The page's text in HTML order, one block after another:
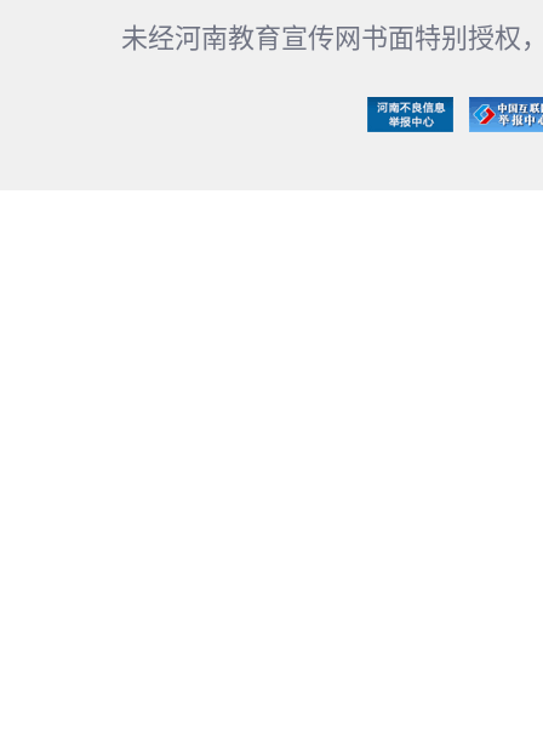
未经河南教育宣传网书面特别授权